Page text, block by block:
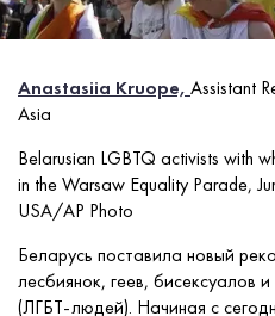
Anastasiia Kruope, Assistant
Asia
Belarusian LGBTQ activists with
in the Warsaw Equality Parade,
USA/AP Photo
Беларусь поставила новый
лесбиянок, геев, бисексуалов
(ЛГБТ-людей). Начиная с